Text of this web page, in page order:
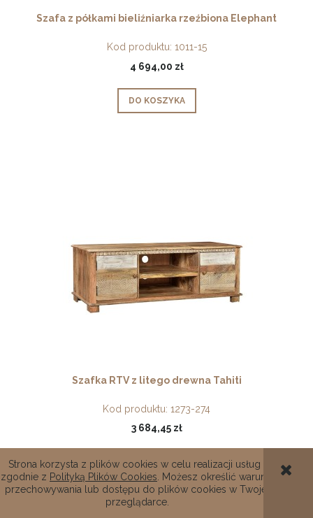
Strona korzysta z plików cookies w celu realizacji usług i
zgodnie z Polityką Plików Cookies . Możesz określić warunki
przechowywania lub dostępu do plików cookies w Twojej
przeglądarce.
Szafa z półkami bieliźniarka rzeźbiona Elephant
Kod produktu: 1011-15
4 694,00 zł
DO KOSZYKA
Szafka RTV z litego drewna Tahiti
Kod produktu: 1273-274
3 684,45 zł
DO KOSZYKA